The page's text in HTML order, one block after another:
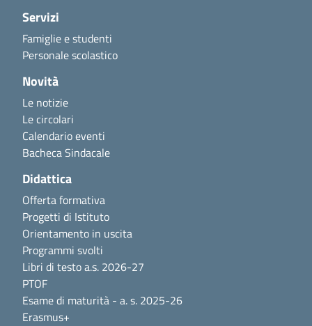
Servizi
Famiglie e studenti
Personale scolastico
Novità
Le notizie
Le circolari
Calendario eventi
Bacheca Sindacale
Didattica
Offerta formativa
Progetti di Istituto
Orientamento in uscita
Programmi svolti
Libri di testo a.s. 2026-27
PTOF
Esame di maturità - a. s. 2025-26
Erasmus+